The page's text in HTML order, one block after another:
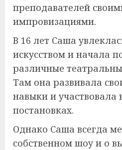
преподавателей
импровизациями.
В 16 лет Саша
искусством и начала
различные
Там она развивала
навыки и участвовала
постановках.
Однако Саша всегда
собственном шоу и о